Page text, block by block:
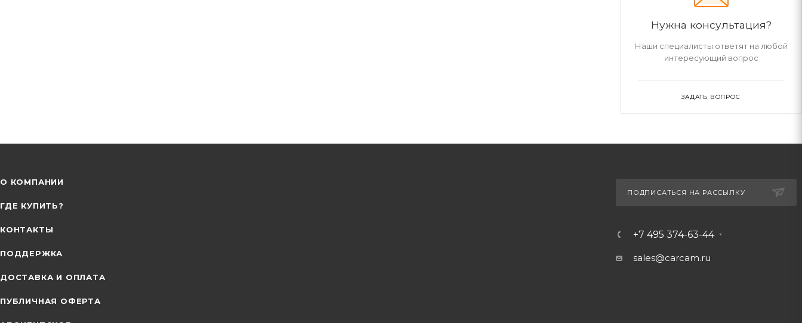
Нужна консультация?
Наши специалисты ответят на любой
интересующий вопрос
ЗАДАТЬ ВОПРОС
О КОМПАНИИ
ГДЕ КУПИТЬ?
КОНТАКТЫ
ПОДДЕРЖКА
ДОСТАВКА И ОПЛАТА
ПУБЛИЧНАЯ ОФЕРТА
ПОДПИСАТЬСЯ НА РАССЫЛКУ
+7 495 374-63-44
sales@carcam.ru